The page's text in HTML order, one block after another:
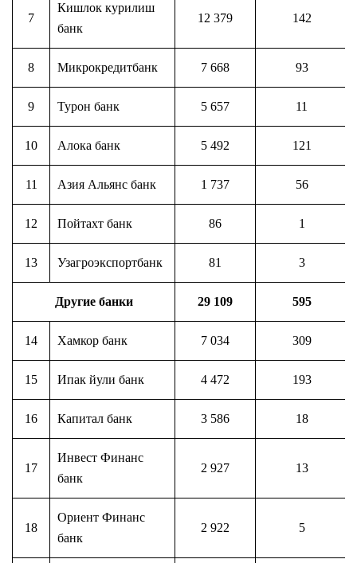
7
Кишлок курилиш
банк
12 379 142
8 Микрокредитбанк 7 668 93
9 Турон банк 5 657 11
10 Алока банк 5 492 121
11 Азия Альянс банк 1 737 56
12 Пойтахт банк 86 1
13 Узагроэкспортбанк 81 3
Другие банки 29 109 595
14 Хамкор банк 7 034 309
15 Ипак йули банк 4 472 193
16 Капитал банк 3 586 18
17
Инвест Финанс
банк
2 927 13
18
Ориент Финанс
банк
2 922 5